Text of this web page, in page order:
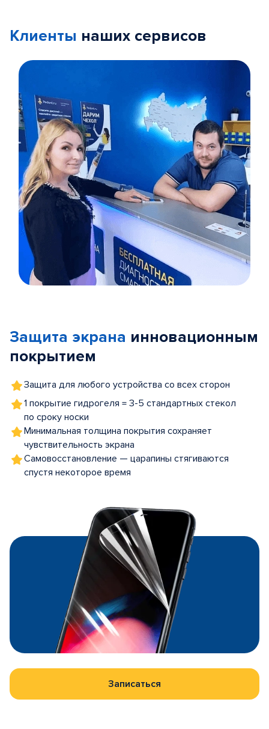
Клиенты наших сервисов
5
Защита экрана инновационным
покрытием
Защита для любого устройства со всех сторон
1 покрытие гидрогеля = 3-5 стандартных стекол
по сроку носки
Минимальная толщина покрытия сохраняет
чувствительность экрана
Самовосстановление — царапины стягиваются
спустя некоторое время
Записаться